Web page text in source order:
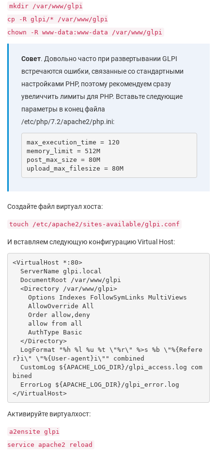
mkdir /var/www/glpi
cp -R glpi/* /var/www/glpi
chown -R www-data:www-data /var/www/glpi
Совет. Довольно часто при развертывании GLPI
встречаются ошибки, связанные со стандартными
настройками PHP, поэтому рекомендуем сразу
увеличчить лимиты для PHP. Вставьте следующие
параметры в конец файла
/etc/php/7.2/apache2/php.ini:
max_execution_time = 120
memory_limit = 512M
post_max_size = 80M
upload_max_filesize = 80M
Создайте файл виртуал хоста:
touch /etc/apache2/sites-available/glpi.conf
И вставляем следующую конфигурацию Virtual Host:
<VirtualHost *:80>
ServerName glpi.local
DocumentRoot /var/www/glpi
<Directory /var/www/glpi>
Options Indexes FollowSymLinks MultiViews
AllowOverride All
Order allow,deny
allow from all
AuthType Basic
</Directory>
LogFormat "%h %l %u %t \"%r\" %>s %b \"%{Refere
r}i\" \"%{User-agent}i\"" combined
CustomLog ${APACHE_LOG_DIR}/glpi_access.log com
bined
ErrorLog ${APACHE_LOG_DIR}/glpi_error.log
</VirtualHost>
Активируйте виртуалхост:
a2ensite glpi
service apache2 reload